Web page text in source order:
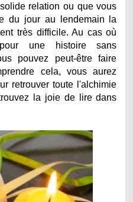
relation ou que vous
du jour au lendemain la
très difficile. Au cas où
une histoire sans
pouvez peut-être faire
cela, vous aurez
retrouver toute l'alchimie
la joie de lire dans